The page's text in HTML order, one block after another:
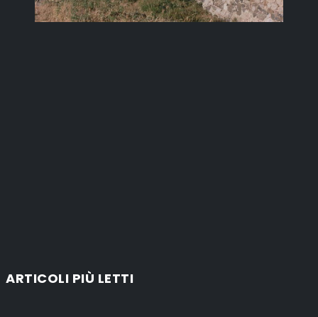
ARTICOLI PIÙ LETTI